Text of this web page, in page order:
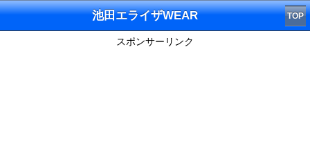
池田エライザWEAR TOP
スポンサーリンク